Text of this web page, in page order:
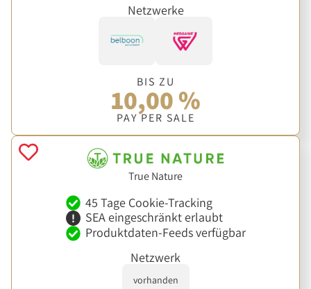
Netzwerke
BIS ZU
10,00 %
PAY PER SALE
True Nature
45 Tage Cookie-Tracking
SEA eingeschränkt erlaubt
Produktdaten-Feeds verfügbar
Netzwerk
vorhanden